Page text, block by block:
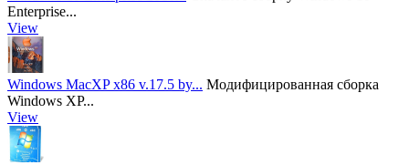
Enterprise...
View
Windows MacXP x86 v.17.5 by... Модифицированная сборка
Windows XP...
View